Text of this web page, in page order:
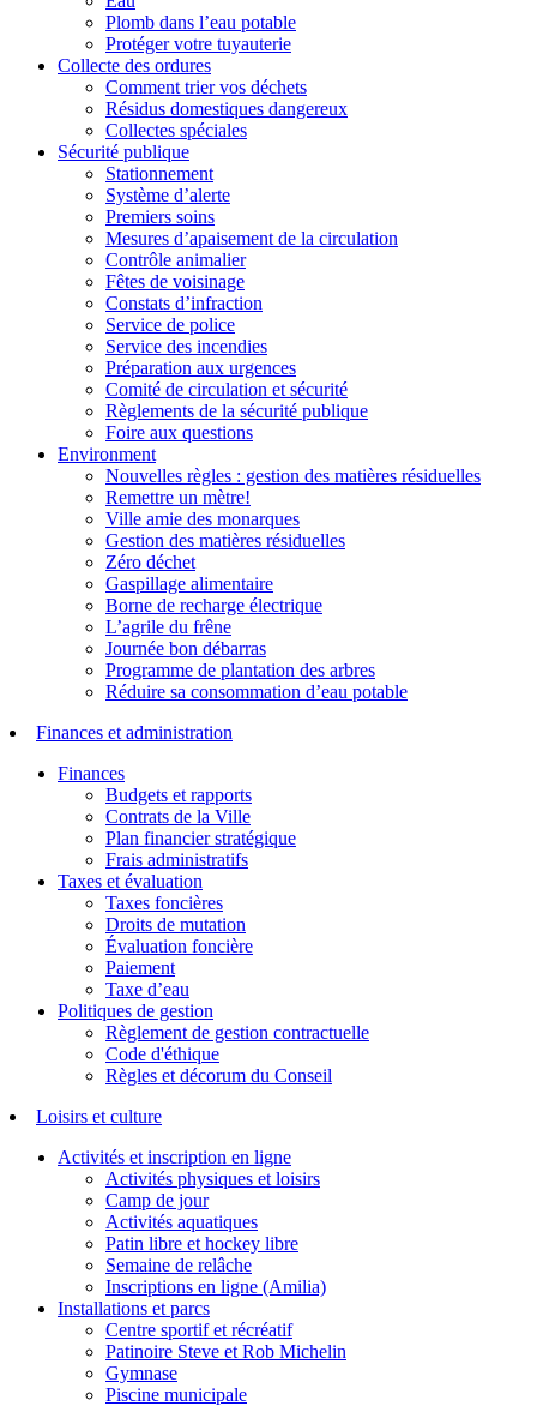
Plomb dans l’eau potable
Protéger votre tuyauterie
Collecte des ordures
Comment trier vos déchets
Résidus domestiques dangereux
Collectes spéciales
Sécurité publique
Stationnement
Système d’alerte
Premiers soins
Mesures d’apaisement de la circulation
Contrôle animalier
Fêtes de voisinage
Constats d’infraction
Service de police
Service des incendies
Préparation aux urgences
Comité de circulation et sécurité
Règlements de la sécurité publique
Foire aux questions
Environment
Nouvelles règles : gestion des matières résiduelles
Remettre un mètre!
Ville amie des monarques
Gestion des matières résiduelles
Zéro déchet
Gaspillage alimentaire
Borne de recharge électrique
L’agrile du frêne
Journée bon débarras
Programme de plantation des arbres
Réduire sa consommation d’eau potable
Finances et administration
Finances
Budgets et rapports
Contrats de la Ville
Plan financier stratégique
Frais administratifs
Taxes et évaluation
Taxes foncières
Droits de mutation
Évaluation foncière
Paiement
Taxe d’eau
Politiques de gestion
Règlement de gestion contractuelle
Code d'éthique
Règles et décorum du Conseil
Loisirs et culture
Activités et inscription en ligne
Activités physiques et loisirs
Camp de jour
Activités aquatiques
Patin libre et hockey libre
Semaine de relâche
Inscriptions en ligne (Amilia)
Installations et parcs
Centre sportif et récréatif
Patinoire Steve et Rob Michelin
Gymnase
Piscine municipale